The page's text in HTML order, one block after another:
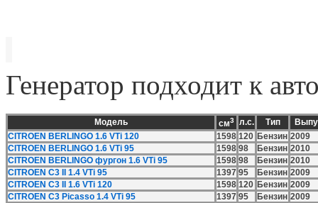
Генератор подходит к
Модель см3 л.с. Тип
CITROEN BERLINGO 1.6 VTi 120
1598 120 Бензин 2009
CITROEN BERLINGO 1.6 VTi 95
1598 98 Бензин 2010
CITROEN BERLINGO фургон 1.6 VTi 95
1598 98 Бензин 2010
CITROEN C3 II 1.4 VTi 95
1397 95 Бензин 2009
CITROEN C3 II 1.6 VTi 120
1598 120 Бензин 2009
CITROEN C3 Picasso 1.4 VTi 95
1397 95 Бензин 2009